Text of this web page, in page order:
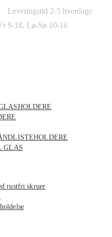
Leveringstid 2-5 hverdage
9-18, Lø-Sø 10-16
GLAS
rustfri skruer